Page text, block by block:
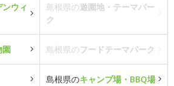
ウィ
島根県の遊園地・テーマパー
ク
園 島根県のフードテーマパーク
島根県のキャンプ場・BBQ場